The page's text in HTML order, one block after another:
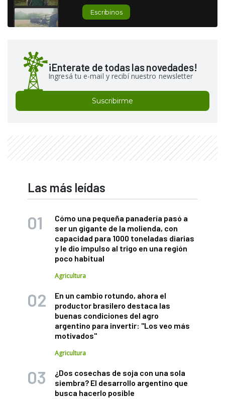
Escribinos
¡Enterate de todas las novedades!
Ingresá tu e-mail y recibí nuestro newsletter
Suscribirme
Las más leídas
Cómo una pequeña panadería pasó a
ser un gigante de la molienda, con
capacidad para 1000 toneladas diarias
y le dio impulso al trigo en una región
poco habitual
Agricultura
En un cambio rotundo, ahora el
productor brasilero destaca las
buenas condiciones del agro
argentino para invertir: "Los veo más
motivados"
Agricultura
¿Dos cosechas de soja con una sola
siembra? El desarrollo argentino que
busca hacerlo posible